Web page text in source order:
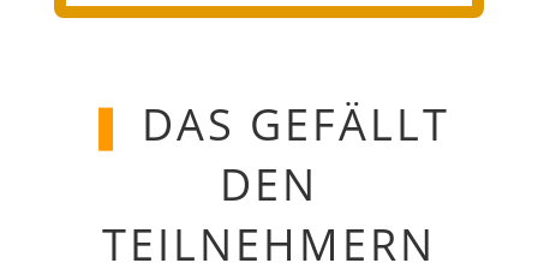
❚ DAS GEFÄLLT
DEN
TEILNEHMERN